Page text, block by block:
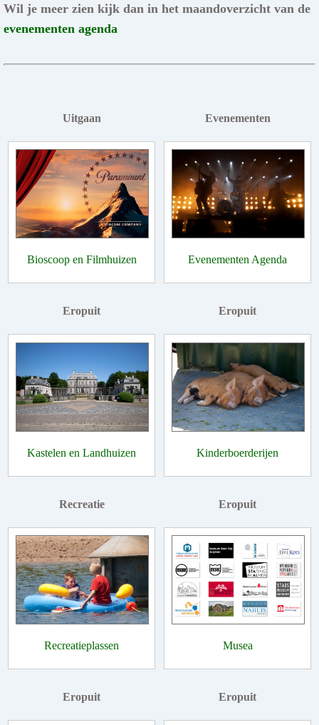
Wil je meer zien kijk dan in het maandoverzicht van de
evenementen agenda
Uitgaan
Bioscoop en Filmhuizen
Evenementen
Evenementen Agenda
Eropuit
Kastelen en Landhuizen
Eropuit
Kinderboerderijen
Recreatie
Recreatieplassen
Eropuit
Musea
Eropuit Eropuit